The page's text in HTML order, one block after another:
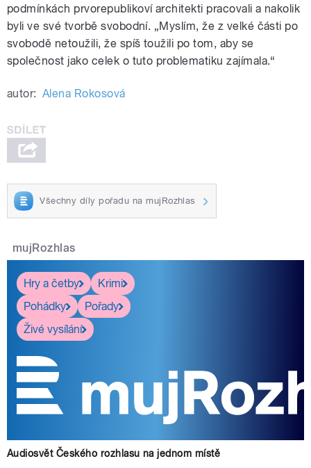
podmínkách prvorepublikoví architekti pracovali a nakolik
byli ve své tvorbě svobodní. „Myslím, že z velké části po
svobodě netoužili, že spíš toužili po tom, aby se
společnost jako celek o tuto problematiku zajímala.“
autor: Alena Rokosová
Všechny díly pořadu na mujRozhlas
mujRozhlas
Hry a četby
Krimi
Pohádky
Pořady
Živé vysílání
Audiosvět Českého rozhlasu na jednom místě